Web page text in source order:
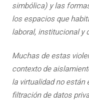
simbólica) y las
los espacios que
laboral, institucional y
Muchas de estas
contexto de
la virtualidad no están
filtración de datos